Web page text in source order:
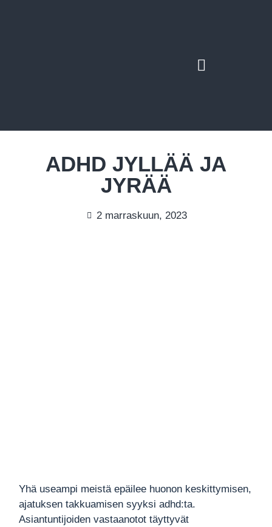
ADHD JYLLÄÄ JA
JYRÄÄ
2 marraskuun, 2023
Yhä useampi meistä epäilee huonon keskittymisen,
ajatuksen takkuamisen syyksi adhd:ta.
Asiantuntijoiden vastaanotot täyttyvät